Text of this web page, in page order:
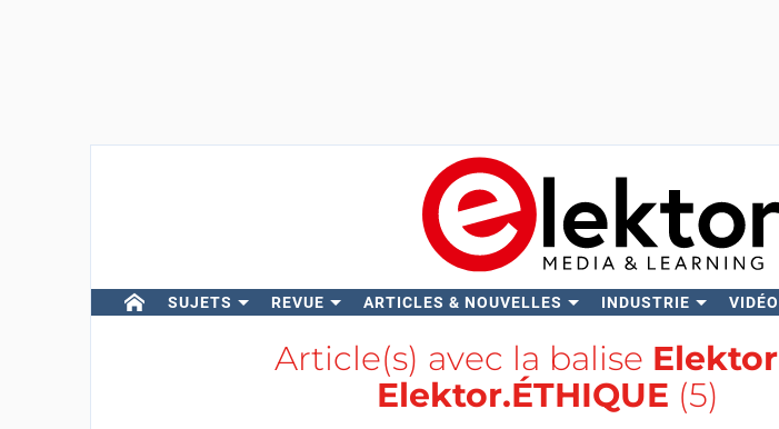
SUJETS REVUE ARTICLES & NOUVELLES INDUSTRIE VIDÉO
Article(s) avec la balise Elektor
Elektor.ÉTHIQUE (5)